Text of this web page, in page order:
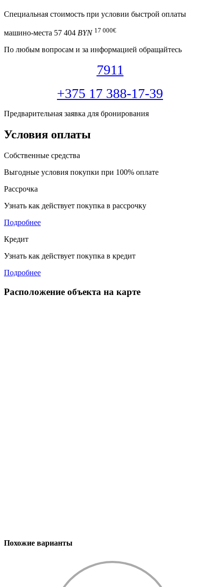
Специальная cтоимость при условии быстрой оплаты
машино-места 57 404 BYN 17 000€
По любым вопросам и за информацией обращайтесь
7911
+375 17 388-17-39
Предварительная заявка для бронирования
Условия оплаты
Собственные средства
Выгодные условия покупки при 100% оплате
Рассрочка
Узнать как действует покупка в рассрочку
Подробнее
Кредит
Узнать как действует покупка в кредит
Подробнее
Расположение объекта на карте
Похожие варианты